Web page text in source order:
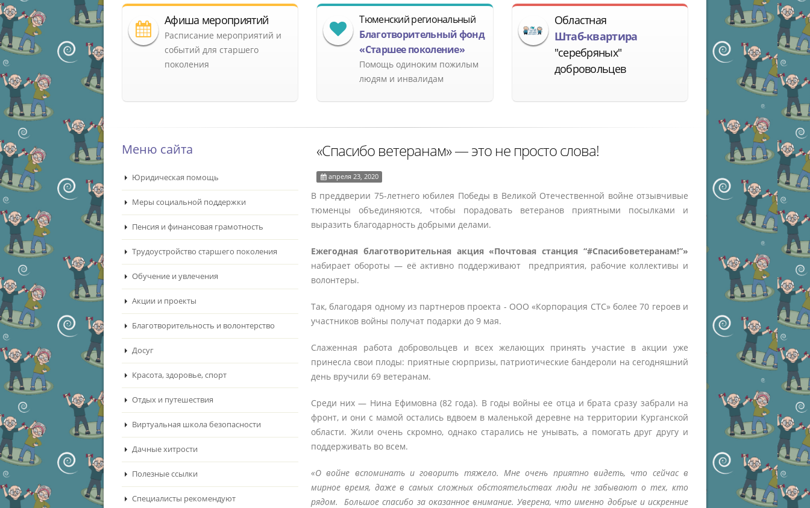
Афиша мероприятий
Расписание мероприятий и
событий для старшего
поколения
Тюменский региональный
Благотворительный фонд
«Старшее поколение»
Помощь одиноким пожилым
людям и инвалидам
Областная
Штаб-квартира
"серебряных"
добровольцев
Меню сайта
Юридическая помощь
Меры социальной поддержки
Пенсия и финансовая грамотность
Трудоустройство старшего поколения
Обучение и увлечения
Акции и проекты
Благотворительность и волонтерство
Досуг
Красота, здоровье, спорт
Отдых и путешествия
Виртуальная школа безопасности
Дачные хитрости
Полезные ссылки
Специалисты рекомендуют
«Спасибо ветеранам» ― это не просто слова!
апреля 23, 2020
В преддверии 75-летнего юбилея Победы в Великой Отечественной войне отзывчивые
тюменцы объединяются, чтобы порадовать ветеранов приятными посылками и
выразить благодарность добрыми делами.
Ежегодная благотворительная акция «Почтовая станция “#Спасибоветеранам!”»
набирает обороты ― её активно поддерживают предприятия, рабочие коллективы и
волонтеры.
Так, благодаря одному из партнеров проекта - ООО «Корпорация СТС» более 70 героев и
участников войны получат подарки до 9 мая.
Слаженная работа добровольцев и всех желающих принять участие в акции уже
принесла свои плоды: приятные сюрпризы, патриотические бандероли на сегодняшний
день вручили 69 ветеранам.
Среди них ― Нина Ефимовна (82 года). В годы войны ее отца и брата сразу забрали на
фронт, и они с мамой остались вдвоем в маленькой деревне на территории Курганской
области. Жили очень скромно, однако старались не унывать, а помогать друг другу и
поддерживать во всем.
«О войне вспоминать и говорить тяжело. Мне очень приятно видеть, что сейчас в
мирное время, даже в самых сложных обстоятельствах люди не забывают о тех, кто
рядом. Большое спасибо за оказанное внимание. Уверена, что именно добрые и искренние